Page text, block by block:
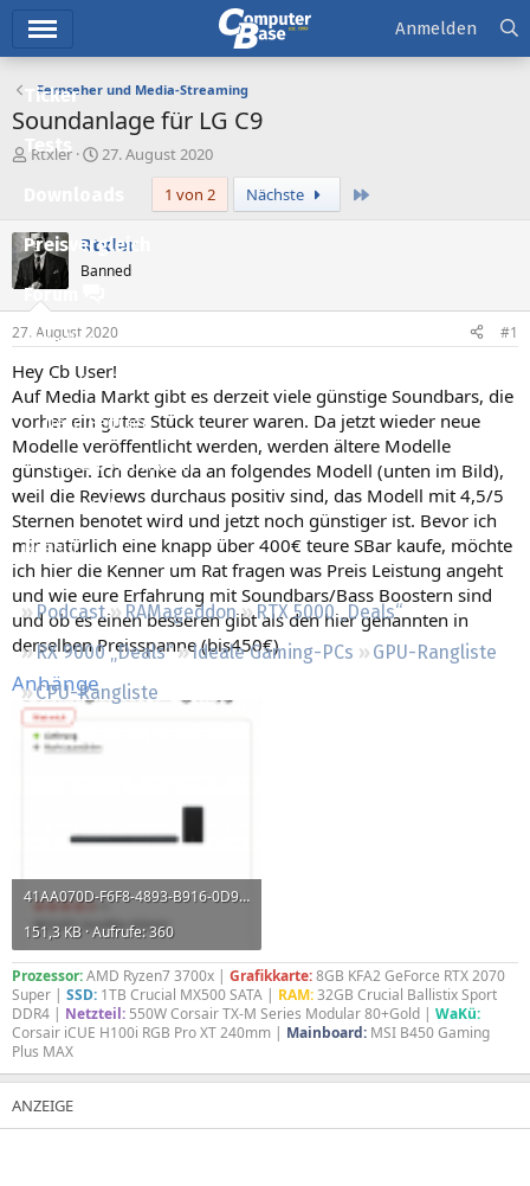
Ticker
Tests
Preisvergleich
Forum
Aktuelles
Empfohlene Inhalte
Neue Beiträge
Neueste Aktivitäten
Leserartikel
Regeln
Podcast RAMageddon
RTX 5000 „Deals“
RX 9000 „Deals“
Ideale Gaming-PCs
GPU-Rangliste
CPU-Rangliste
Anmelden
Fernseher und Media-Streaming
Soundanlage für LG C9
E
e
l
l
e
Rtxler
E
e
a
m
27. August 2020
1 von 2
Nächste
Rtxler
Banned
27. August 2020 #1
Hey Cb User!
Auf Media Markt gibt es derzeit viele günstige Soundbars, die
vorher ein gutes Stück teurer waren. Da jetzt wieder neue
Modelle veröffentlicht werden, werden ältere Modelle
günstiger. Ich denke da an folgendes Modell (unten im Bild),
weil die Reviews durchaus positiv sind, das Modell mit 4,5/5
Sternen benotet wird und jetzt noch günstiger ist. Bevor ich
mir natürlich eine knapp über 400€ teure SBar kaufe, möchte
ich hier die Kenner um Rat fragen was Preis Leistung angeht
und wie eure Erfahrung mit Soundbars/Bass Boostern sind
und ob es einen besseren gibt als den hier genannten in
derselben Preisspanne (bis450€)
Anhänge
41AA070D-F6F8-4893-B916-0D987217B04C.png
151,3 KB · Aufrufe: 360
Prozessor:AMD Ryzen7 3700x | Grafikkarte:8GB KFA2 GeForce RTX 2070
Super | SSD: 1TB Crucial MX500 SATA | RAM:32GB Crucial Ballistix Sport
DDR4 | Netzteil: 550W Corsair TX-M Series Modular 80+Gold | WaKü:
Corsair iCUE H100i RGB Pro XT 240mm | Mainboard: MSI B450 Gaming
Plus MAX